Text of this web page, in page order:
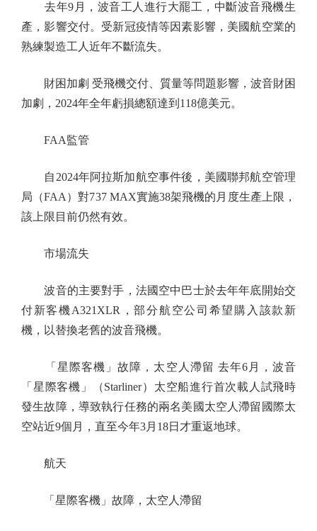
去年9月，波音工人進行大罷工，中斷波音飛機生
產，影響交付。受新冠疫情等因素影響，美國航空業的
熟練製造工人近年不斷流失。
財困加劇 受飛機交付、質量等問題影響，波音財困
加劇，2024年全年虧損總額達到118億美元。
FAA監管
自2024年阿拉斯加航空事件後，美國聯邦航空管理
局（FAA）對737 MAX實施38架飛機的月度生產上限，
該上限目前仍然有效。
市場流失
波音的主要對手，法國空中巴士於去年年底開始交
付新客機A321XLR，部分航空公司希望購入該款新
機，以替換老舊的波音飛機。
「星際客機」故障，太空人滯留 去年6月，波音
「星際客機」（Starliner）太空船進行首次載人試飛時
發生故障，導致執行任務的兩名美國太空人滯留國際太
空站近9個月，直至今年3月18日才重返地球。
航天
「星際客機」故障，太空人滯留